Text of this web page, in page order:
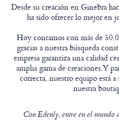
Desde su creación en Ginebra
ha sido ofrecer lo mejor en
Hoy contamos con más de
gracias a nuestra búsqueda
empresa garantiza una calidad
amplia gama de creaciones.Y
correcta, nuestro equipo está
nuestra
Con Edenly, entre en el mundo